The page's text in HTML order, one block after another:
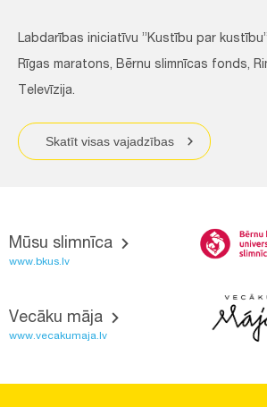
Labdarības iniciatīvu ”Kustību par
Rīgas maratons, Bērnu slimnīcas fonds,
Televīzija.
Skatīt visas vajadzības
Mūsu slimnīca
www.bkus.lv
Vecāku māja
www.vecakumaja.lv